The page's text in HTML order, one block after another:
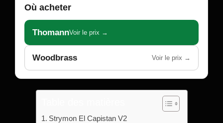
Où acheter
ThomannVoir le prix →
Woodbrass Voir le prix →
Strymon El Capistan V2